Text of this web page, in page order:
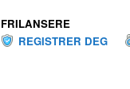
FRILANSERE
REGISTRER DEG